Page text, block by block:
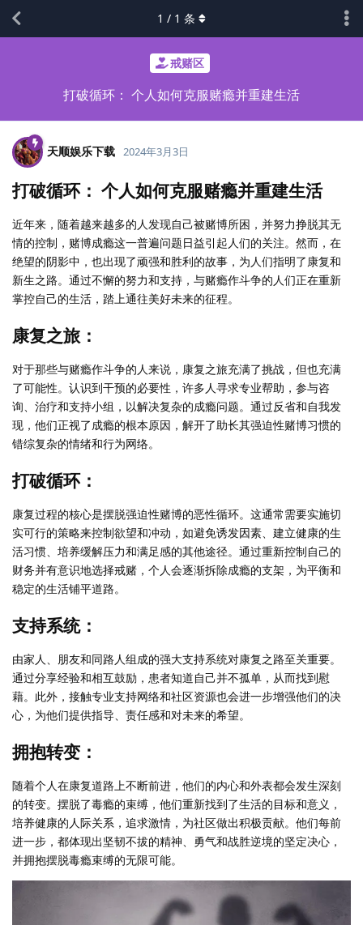
戒赌区
打破循环： 个人如何克服赌瘾并重建生活
1 / 1 条
天顺娱乐下载 2024年3月3日
打破循环： 个人如何克服赌瘾并重建生活
近年来，随着越来越多的人发现自己被赌博所困，并努力挣脱其无
情的控制，赌博成瘾这一普遍问题日益引起人们的关注。然而，在
绝望的阴影中，也出现了顽强和胜利的故事，为人们指明了康复和
新生之路。通过不懈的努力和支持，与赌瘾作斗争的人们正在重新
掌控自己的生活，踏上通往美好未来的征程。
康复之旅：
对于那些与赌瘾作斗争的人来说，康复之旅充满了挑战，但也充满
了可能性。认识到干预的必要性，许多人寻求专业帮助，参与咨
询、治疗和支持小组，以解决复杂的成瘾问题。通过反省和自我发
现，他们正视了成瘾的根本原因，解开了助长其强迫性赌博习惯的
错综复杂的情绪和行为网络。
打破循环：
康复过程的核心是摆脱强迫性赌博的恶性循环。这通常需要实施切
实可行的策略来控制欲望和冲动，如避免诱发因素、建立健康的生
活习惯、培养缓解压力和满足感的其他途径。通过重新控制自己的
财务并有意识地选择戒赌，个人会逐渐拆除成瘾的支架，为平衡和
稳定的生活铺平道路。
支持系统：
由家人、朋友和同路人组成的强大支持系统对康复之路至关重要。
通过分享经验和相互鼓励，患者知道自己并不孤单，从而找到慰
藉。此外，接触专业支持网络和社区资源也会进一步增强他们的决
心，为他们提供指导、责任感和对未来的希望。
拥抱转变：
随着个人在康复道路上不断前进，他们的内心和外表都会发生深刻
的转变。摆脱了毒瘾的束缚，他们重新找到了生活的目标和意义，
培养健康的人际关系，追求激情，为社区做出积极贡献。他们每前
进一步，都体现出坚韧不拔的精神、勇气和战胜逆境的坚定决心，
并拥抱摆脱毒瘾束缚的无限可能。